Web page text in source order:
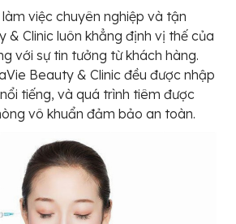
việc chuyên nghiệp và tận
& Clinic luôn khẳng định vị thế của
với sự tin tưởng từ khách hàng.
Beauty & Clinic đều được nhập
tiếng, và quá trình tiêm được
vô khuẩn đảm bảo an toàn.